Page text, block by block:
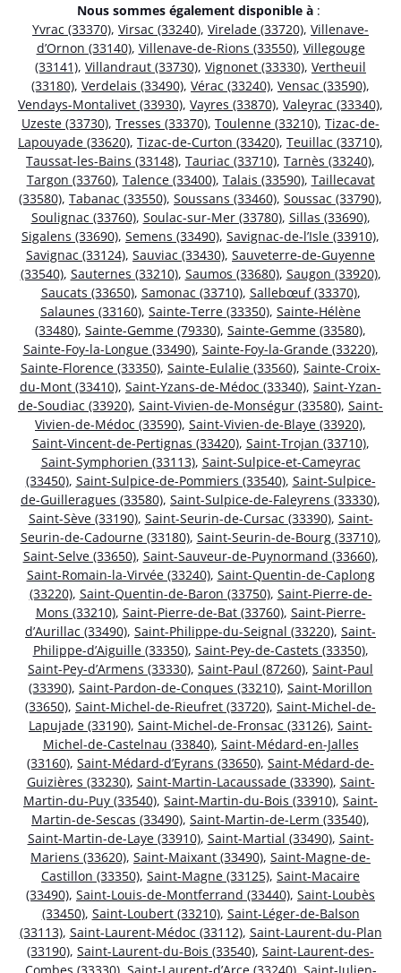
Nous sommes également disponible à :
Yvrac (33370), Virsac (33240), Virelade (33720), Villenave-
d’Ornon (33140), Villenave-de-Rions (33550), Villegouge
(33141), Villandraut (33730), Vignonet (33330), Vertheuil
(33180), Verdelais (33490), Vérac (33240), Vensac (33590),
Vendays-Montalivet (33930), Vayres (33870), Valeyrac (33340),
Uzeste (33730), Tresses (33370), Toulenne (33210), Tizac-de-
Lapouyade (33620), Tizac-de-Curton (33420), Teuillac (33710),
Taussat-les-Bains (33148), Tauriac (33710), Tarnès (33240),
Targon (33760), Talence (33400), Talais (33590), Taillecavat
(33580), Tabanac (33550), Soussans (33460), Soussac (33790),
Soulignac (33760), Soulac-sur-Mer (33780), Sillas (33690),
Sigalens (33690), Semens (33490), Savignac-de-l’Isle (33910),
Savignac (33124), Sauviac (33430), Sauveterre-de-Guyenne
(33540), Sauternes (33210), Saumos (33680), Saugon (33920),
Saucats (33650), Samonac (33710), Sallebœuf (33370),
Salaunes (33160), Sainte-Terre (33350), Sainte-Hélène
(33480), Sainte-Gemme (79330), Sainte-Gemme (33580),
Sainte-Foy-la-Longue (33490), Sainte-Foy-la-Grande (33220),
Sainte-Florence (33350), Sainte-Eulalie (33560), Sainte-Croix-
du-Mont (33410), Saint-Yzans-de-Médoc (33340), Saint-Yzan-
de-Soudiac (33920), Saint-Vivien-de-Monségur (33580), Saint-
Vivien-de-Médoc (33590), Saint-Vivien-de-Blaye (33920),
Saint-Vincent-de-Pertignas (33420), Saint-Trojan (33710),
Saint-Symphorien (33113), Saint-Sulpice-et-Cameyrac
(33450), Saint-Sulpice-de-Pommiers (33540), Saint-Sulpice-
de-Guilleragues (33580), Saint-Sulpice-de-Faleyrens (33330),
Saint-Sève (33190), Saint-Seurin-de-Cursac (33390), Saint-
Seurin-de-Cadourne (33180), Saint-Seurin-de-Bourg (33710),
Saint-Selve (33650), Saint-Sauveur-de-Puynormand (33660),
Saint-Romain-la-Virvée (33240), Saint-Quentin-de-Caplong
(33220), Saint-Quentin-de-Baron (33750), Saint-Pierre-de-
Mons (33210), Saint-Pierre-de-Bat (33760), Saint-Pierre-
d’Aurillac (33490), Saint-Philippe-du-Seignal (33220), Saint-
Philippe-d’Aiguille (33350), Saint-Pey-de-Castets (33350),
Saint-Pey-d’Armens (33330), Saint-Paul (87260), Saint-Paul
(33390), Saint-Pardon-de-Conques (33210), Saint-Morillon
(33650), Saint-Michel-de-Rieufret (33720), Saint-Michel-de-
Lapujade (33190), Saint-Michel-de-Fronsac (33126), Saint-
Michel-de-Castelnau (33840), Saint-Médard-en-Jalles
(33160), Saint-Médard-d’Eyrans (33650), Saint-Médard-de-
Guizières (33230), Saint-Martin-Lacaussade (33390), Saint-
Martin-du-Puy (33540), Saint-Martin-du-Bois (33910), Saint-
Martin-de-Sescas (33490), Saint-Martin-de-Lerm (33540),
Saint-Martin-de-Laye (33910), Saint-Martial (33490), Saint-
Mariens (33620), Saint-Maixant (33490), Saint-Magne-de-
Castillon (33350), Saint-Magne (33125), Saint-Macaire
(33490), Saint-Louis-de-Montferrand (33440), Saint-Loubès
(33450), Saint-Loubert (33210), Saint-Léger-de-Balson
(33113), Saint-Laurent-Médoc (33112), Saint-Laurent-du-Plan
(33190), Saint-Laurent-du-Bois (33540), Saint-Laurent-des-